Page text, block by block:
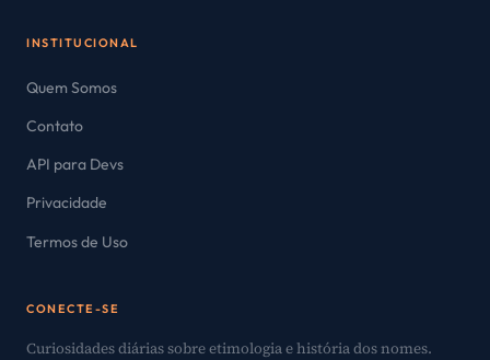
INSTITUCIONAL
Quem Somos
Contato
API para Devs
Privacidade
Termos de Uso
CONECTE-SE
Curiosidades diárias sobre etimologia e história dos nomes.